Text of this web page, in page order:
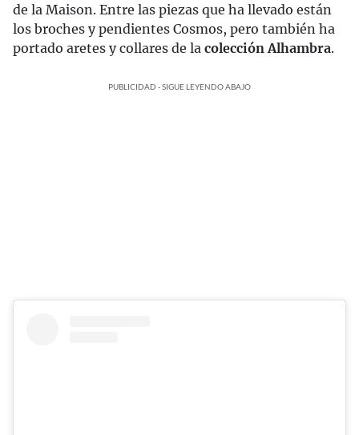
de la Maison. Entre las piezas que ha llevado están
los broches y pendientes Cosmos, pero también ha
portado aretes y collares de la colección Alhambra.
PUBLICIDAD - SIGUE LEYENDO ABAJO